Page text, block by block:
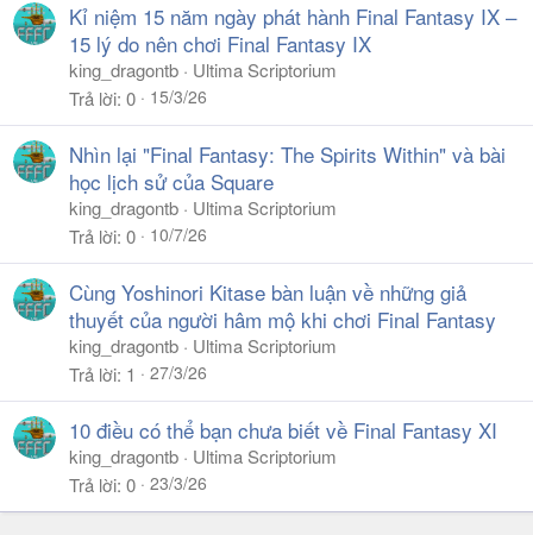
Kỉ niệm 15 năm ngày phát hành Final Fantasy IX –
15 lý do nên chơi Final Fantasy IX
king_dragontb
Ultima Scriptorium
Trả lời 0 15/3/26
Nhìn lại "Final Fantasy: The Spirits Within" và bài
học lịch sử của Square
king_dragontb
Ultima Scriptorium
Trả lời 0 10/7/26
Cùng Yoshinori Kitase bàn luận về những giả
thuyết của người hâm mộ khi chơi Final Fantasy
king_dragontb
Ultima Scriptorium
Trả lời 1 27/3/26
10 điều có thể bạn chưa biết về Final Fantasy XI
king_dragontb
Ultima Scriptorium
Trả lời 0 23/3/26